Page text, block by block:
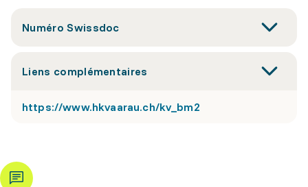
Numéro Swissdoc
Liens complémentaires
https://www.hkvaarau.ch/kv_bm2